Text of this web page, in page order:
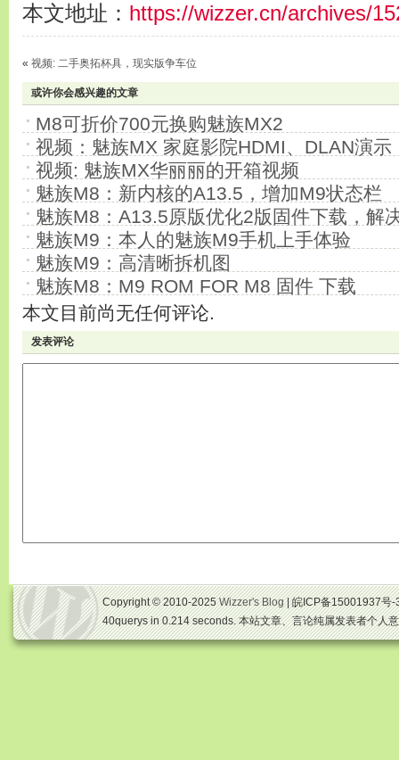
本文地址： https://wizzer.cn/archives/
« 视频: 二手奥拓杯具，现实版争车位
或许你会感兴趣的文章
M8可折价700元换购魅族MX2
视频：魅族MX 家庭影院HDMI、DLAN演示
视频: 魅族MX华丽丽的开箱视频
魅族M8：新内核的A13.5，增加M9状态栏
魅族M8：A13.5原版优化2版固件下载，解
魅族M9：本人的魅族M9手机上手体验
魅族M9：高清晰拆机图
魅族M8：M9 ROM FOR M8 固件 下载
本文目前尚无任何评论.
发表评论
Copyright © 2010-2025Wizzer's Blog| 皖ICP备15001937号
40querys in 0.214 seconds. 本站文章、言论纯属发表者个人